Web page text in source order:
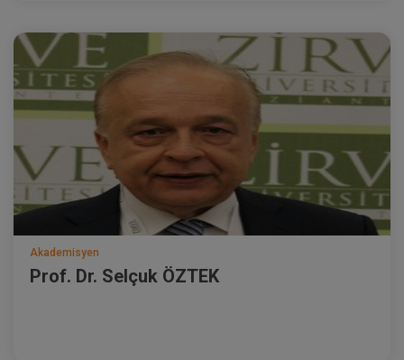
Akademisyen
Prof. Dr. Selçuk ÖZTEK